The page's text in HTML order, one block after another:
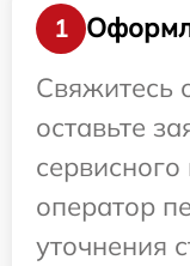
1
Свяжитесь
оставьте
оператор
уточнения